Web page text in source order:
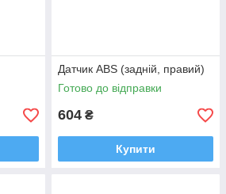
Датчик ABS (задній, правий)
Готово до відправки
604 ₴
Купити